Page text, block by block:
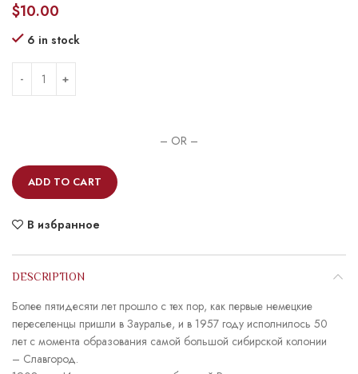
$10.00
6 in stock
– OR –
ADD TO CART
В избранное
DESCRIPTION
Более пятидесяти лет прошло с тех пор, как первые немецкие
переселенцы пришли в Зауралье, и в 1957 году исполнилось 50
лет с момента образования самой большой сибирской колонии
– Славгород.